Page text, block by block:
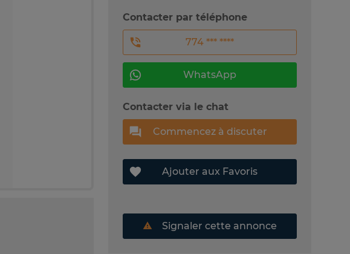
Contacter par téléphone
774 *** ****
WhatsApp
Contacter via le chat
Commencez à discuter
Ajouter aux Favoris
Signaler cette annonce